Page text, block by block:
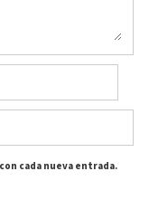
cada nueva entrada.